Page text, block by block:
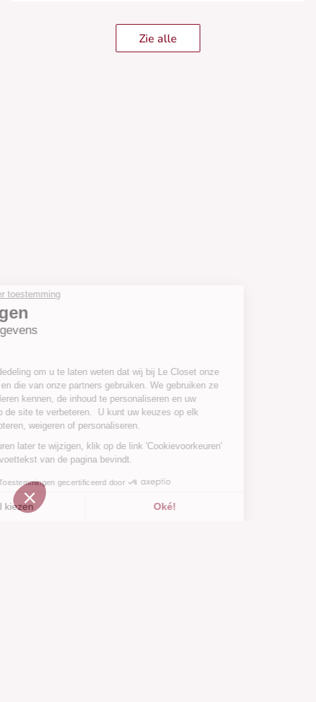
Ga door zonder toestemming
Wij zorgen
voor uw gegevens
Een korte mededeling om u te laten weten dat wij bij Le Closet onze
eigen cookies en die van onze partners gebruiken. We gebruiken ze
om u beter te leren kennen, de inhoud te personaliseren en uw
surfervaring op de site te verbeteren. U kunt uw keuzes op elk
moment accepteren, weigeren of personaliseren.
Om je voorkeuren later te wijzigen, klik op de link 'Cookievoorkeuren'
die zich in de voettekst van de pagina bevindt.
Toestemmingen gecertificeerd door
Zie alle